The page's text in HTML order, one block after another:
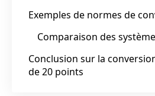
Exemples de normes de
Comparaison des
Conclusion sur la
de 20 points